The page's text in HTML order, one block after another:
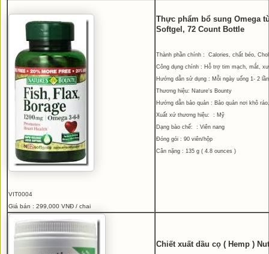
VIT0004
Giá bán : 299,000 VNĐ / chai
Thực phẩm bổ sung Omega
Softgel, 72 Count Bottle
Thành phần chính : Calories, chất béo,
Công dụng chính : Hỗ trợ tim mạch, mắt,
Hướng dẫn sử dụng : Mỗi ngày uống 1- 2
Thương hiệu: Nature's Bounty
Hướng dẫn bảo quản : Bảo quản nơi khô
Xuất xứ thương hiệu: : Mỹ
Dạng bào chế: : Viên nang
Đóng gói : 90 viên/hộp
Cân nặng : 135 g ( 4.8 ounces )
Chiết xuất dầu cọ ( Hemp )